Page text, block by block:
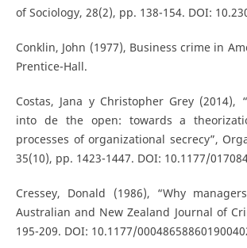
of Sociology, 28(2), pp. 138-154. DOI:
Conklin, John (1977), Business crime in
Prentice-Hall.
Costas, Jana y Christopher Grey (2014),
into de the open: towards a
processes of organizational secrecy”,
35(10), pp. 1423-1447. DOI: 10.1177/
Cressey, Donald (1986), “Why
Australian and New Zealand Journal of
195-209. DOI: 10.1177/